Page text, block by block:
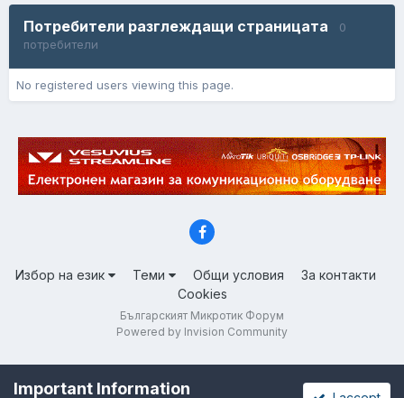
Потребители разглеждащи страницата
0
потребители
No registered users viewing this page.
Избор на език Теми Общи условия
За контакти
Cookies
Българският Микротик Форум
Powered by Invision Community
Important Information